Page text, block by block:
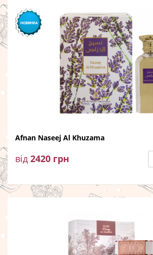
Afnan Naseej Al Khuzama
від 2420 грн